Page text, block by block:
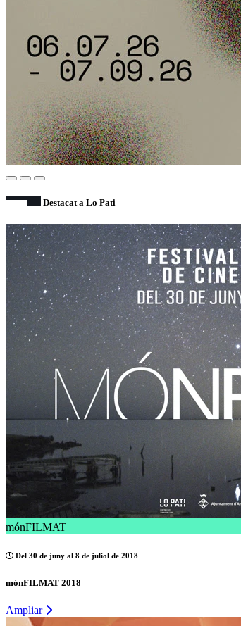
Destacat a Lo Pati
mónFILMAT
Del 30 de juny al 8 de juliol de 2018
mónFILMAT 2018
Ampliar